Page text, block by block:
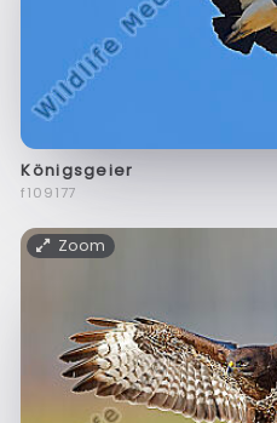
Königsgeier
f109177
Zoom